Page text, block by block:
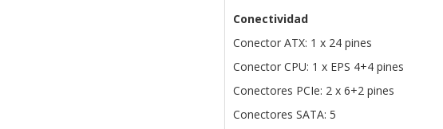
Conectividad
Conector ATX: 1 x 24 pines
Conector CPU: 1 x EPS 4+4 pines
Conectores PCIe: 2 x 6+2 pines
Conectores SATA: 5